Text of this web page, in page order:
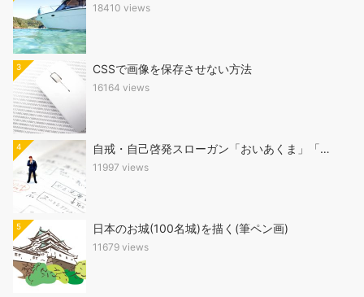
18410 views
3 CSSで画像を保存させない方法
16164 views
4 自戒・自己啓発スローガン「おいあくま」「…
11997 views
5 日本のお城(100名城)を描く(筆ペン画)
11679 views